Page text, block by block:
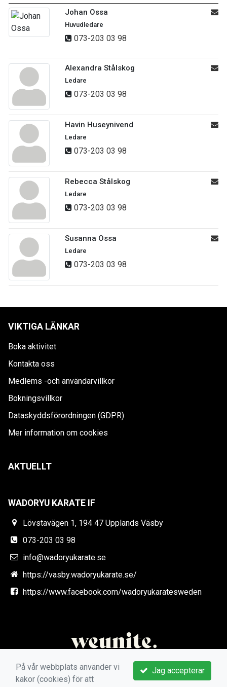
Johan Ossa
Huvudledare
073-203 03 98
Alexandra Stålskog
Ledare
073-203 03 98
Havin Huseynivend
Ledare
073-203 03 98
Rebecca Stålskog
Ledare
073-203 03 98
Susanna Ossa
Ledare
073-203 03 98
VIKTIGA LÄNKAR
Boka aktivitet
Kontakta oss
Medlems -och användarvillkor
Bokningsvillkor
Dataskyddsförordningen (GDPR)
Mer information om cookies
AKTUELLT
WADORYU KARATE IF
Lövstavägen 1, 194 47 Upplands Väsby
073-203 03 98
info@wadoryukarate.se
https://vasby.wadoryukarate.se/
https://www.facebook.com/wadoryukaratesweden
Jag accepterar
På vår webbplats använder vi
kakor (cookies) för att